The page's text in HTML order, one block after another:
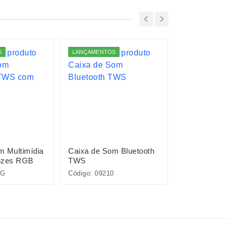
Multimídia
RGB
LANÇAMENTOS
Caixa de Som Bluetooth
TWS
Código: 09210